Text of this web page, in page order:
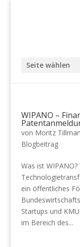
Seite wählen
WIPANO –
von Moritz
Blogbeitrag
Was ist
ein öffentliches
Startups und
im Bereich des...